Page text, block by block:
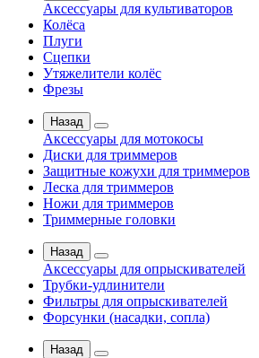
Аксессуары для культиваторов
Колёса
Плуги
Сцепки
Утяжелители колёс
Фрезы
Назад
Аксессуары для мотокосы
Диски для триммеров
Защитные кожухи для триммеров
Леска для триммеров
Ножи для триммеров
Триммерные головки
Назад
Аксессуары для опрыскивателей
Трубки-удлинители
Фильтры для опрыскивателей
Форсунки (насадки, сопла)
Назад